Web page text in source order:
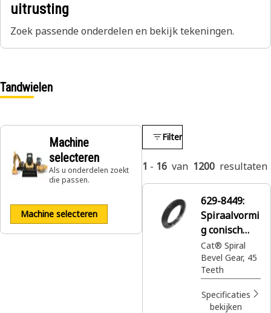
uitrusting
Zoek passende onderdelen en bekijk tekeningen.
Tandwielen
Machine
selecteren
Als u onderdelen zoekt
die passen.
Machine selecteren
Filter
1 - 16 van 1200 resultaten
629-8449:
Spiraalvormi
g conisch
tandwiel
Cat® Spiral
Bevel Gear, 45
Teeth
Specificaties
bekijken